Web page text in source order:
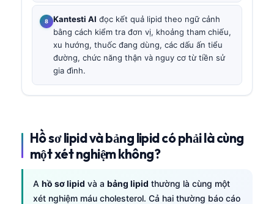
Kantesti AI đọc kết quả lipid theo ngữ cảnh
bằng cách kiểm tra đơn vị, khoảng tham chiếu,
xu hướng, thuốc đang dùng, các dấu ấn tiểu
đường, chức năng thận và nguy cơ từ tiền sử
gia đình.
Hồ sơ lipid và bảng lipid có phải là cùng
một xét nghiệm không?
A hồ sơ lipid và a bảng lipid thường là cùng một
xét nghiệm máu cholesterol. Cả hai thường báo cáo